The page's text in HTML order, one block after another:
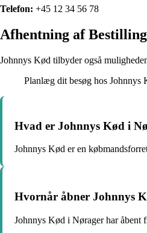
Telefon: +45 12 34 56 78
Afhentning af
Johnnys Kød tilbyder også
Planlæg dit besøg hos Johnnys
Hvad er Johnnys Kød i
Johnnys Kød er en
Hvornår åbner Johnnys
Johnnys Kød i Nørager har åbent